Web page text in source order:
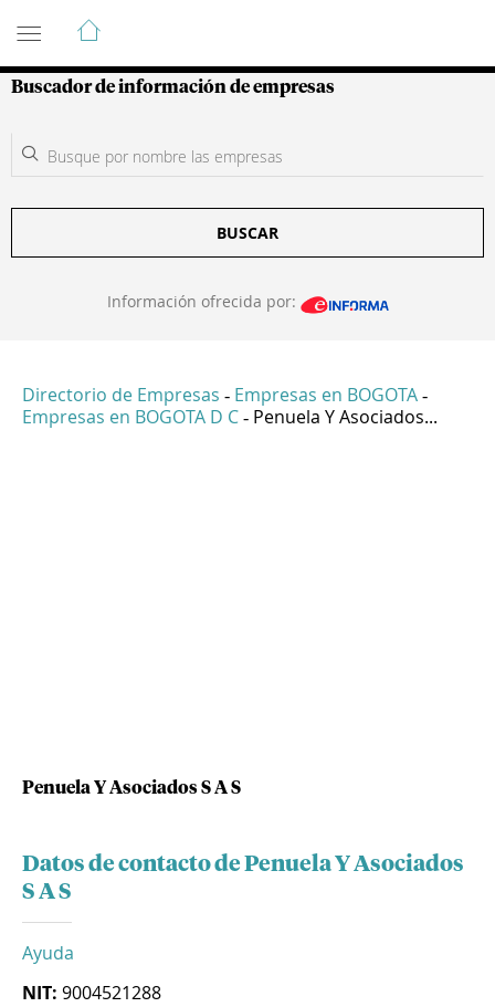
Guía de Empresas Colombianas
Buscador de información de empresas
BUSCAR
Información ofrecida por:
Directorio de Empresas - Empresas en BOGOTA -
Empresas en BOGOTA D C - Penuela Y Asociados...
Penuela Y Asociados S A S
Datos de contacto de Penuela Y Asociados
S A S
Ayuda
NIT: 9004521288